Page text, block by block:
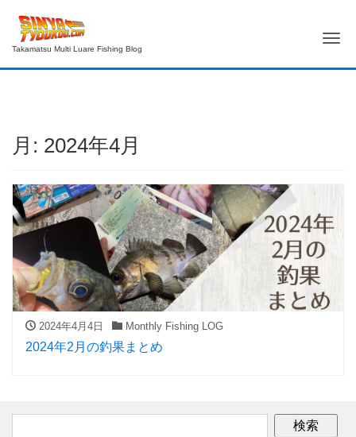
Takamatsu Multi Luare Fishing Blog
月: 2024年4月
2024年4月4日 Monthly Fishing LOG
2024年2月の釣果まとめ